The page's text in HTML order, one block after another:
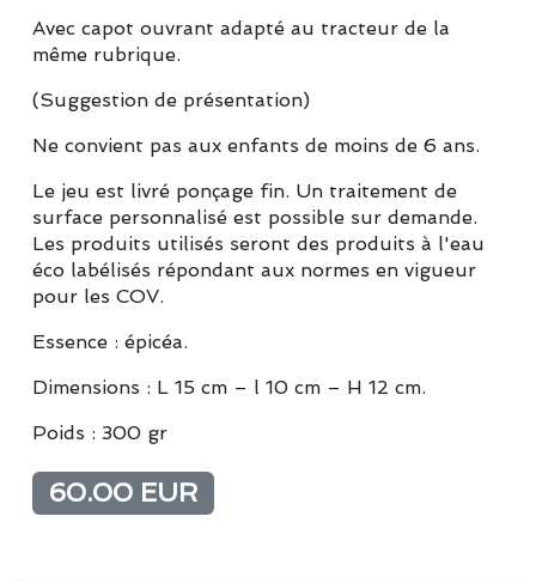
Avec capot ouvrant adapté au tracteur de la
même rubrique.
(Suggestion de présentation)
Ne convient pas aux enfants de moins de 6 ans.
Le jeu est livré ponçage fin. Un traitement de
surface personnalisé est possible sur demande.
Les produits utilisés seront des produits à l'eau
éco labélisés répondant aux normes en vigueur
pour les COV.
Essence : épicéa.
Dimensions : L 15 cm – l 10 cm – H 12 cm.
Poids : 300 gr
60.00 EUR